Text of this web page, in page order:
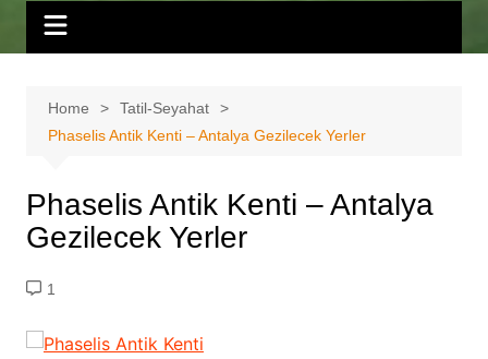
Home
Tatil-Seyahat
Phaselis Antik Kenti – Antalya Gezilecek Yerler
Phaselis Antik Kenti – Antalya
Gezilecek Yerler
1